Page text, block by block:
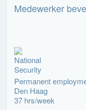
Medewerker
Permanent
Den Haag
37 hrs/week